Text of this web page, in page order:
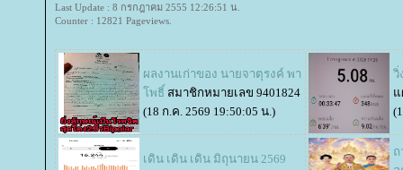
Last Update : 8 กรกฎาคม 2555 12:26:51 น.
Counter : 12821 Pageviews.
ผลงานเก่าของ นายจาตุรงค์ พา
พธิ์ สมาชิกหมายเลข 9401824
(18 ก.ค. 2569 19:50:05 น.)
วิ่
เดิน เดิน เดิน มิถุนายน 2569
ถ